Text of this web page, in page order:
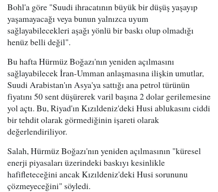
Bohl'a göre "Suudi ihracatının büyük bir düşüş yaşayıp
yaşamayacağı veya bunun yalnızca uyum
sağlayabilecekleri aşağı yönlü bir baskı olup olmadığı
henüz belli değil".
Bu hafta Hürmüz Boğazı'nın yeniden açılmasını
sağlayabilecek İran-Umman anlaşmasına ilişkin umutlar,
Suudi Arabistan'ın Asya'ya sattığı ana petrol türünün
fiyatını 50 sent düşürerek varil başına 2 dolar gerilemesine
yol açtı. Bu, Riyad'ın Kızıldeniz'deki Husi ablukasını ciddi
bir tehdit olarak görmediğinin işareti olarak
değerlendiriliyor.
Salah, Hürmüz Boğazı'nın yeniden açılmasının "küresel
enerji piyasaları üzerindeki baskıyı kesinlikle
hafifleteceğini ancak Kızıldeniz'deki Husi sorununu
çözmeyeceğini" söyledi.